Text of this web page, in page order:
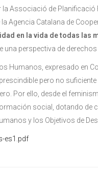
Associació de Planificació
Agencia Catalana de
en la vida de todas las
perspectiva de
Humanos, expresado en
pero no
Por ello, desde el
social, dotando de
y los Objetivos de
es1.pdf